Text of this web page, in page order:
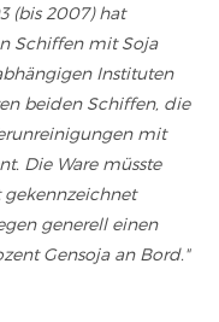
(bis 2007) hat
Schiffen mit Soja
Instituten
beiden Schiffen, die
mit
Die Ware müsste
generell einen
Gensoja an Bord."